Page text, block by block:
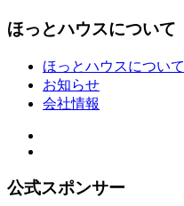
ほっとハウスについて
ほっとハウスについて
お知らせ
会社情報
公式スポンサー